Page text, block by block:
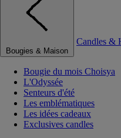
Bougies & Maison
Candles &
Bougie du mois Choisya
L'Odyssée
Senteurs d'été
Les emblématiques
Les idées cadeaux
Exclusives candles